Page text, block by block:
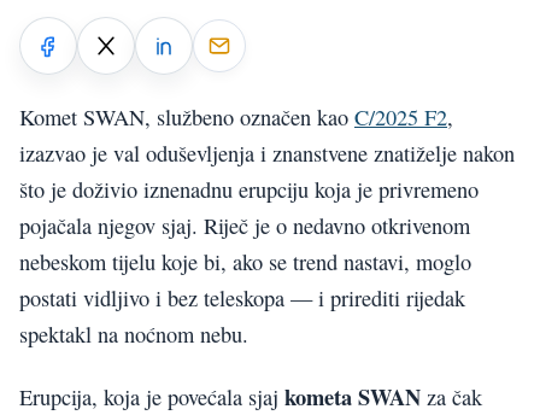
Komet SWAN, službeno označen kao C/2025 F2,
izazvao je val oduševljenja i znanstvene znatiželje nakon
što je doživio iznenadnu erupciju koja je privremeno
pojačala njegov sjaj. Riječ je o nedavno otkrivenom
nebeskom tijelu koje bi, ako se trend nastavi, moglo
postati vidljivo i bez teleskopa — i prirediti rijedak
spektakl na noćnom nebu.
Erupcija, koja je povećala sjaj kometa SWAN za čak